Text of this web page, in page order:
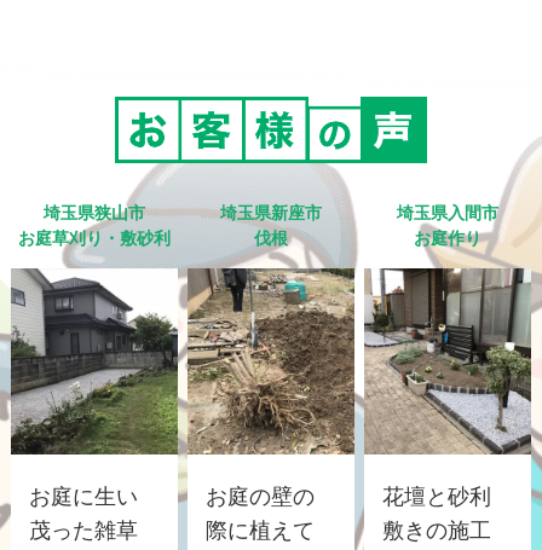
埼玉県狭山市
お庭草刈り・敷砂利
お庭に生い
茂った雑草
埼玉県新座市
伐根
お庭の壁の
際に植えて
埼玉県入間市
お庭作り
花壇と砂利
敷きの施工